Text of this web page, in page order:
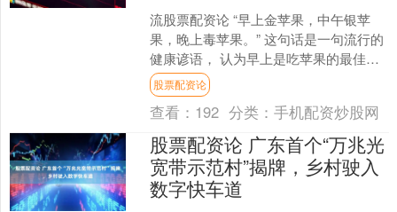
流股票配资论 “早上金苹果，中午银苹
果，晚上毒苹果。” 这句话是一句流行的
健康谚语， 认为早上是吃苹果的最佳时
间，营养吸收更好，对身体好；而晚上
吃苹果，不仅营养....
股票配资论
查看： 192 分类：手机配资炒股网
股票配资论 广东首个“万兆光
宽带示范村”揭牌，乡村驶入
数字快车道